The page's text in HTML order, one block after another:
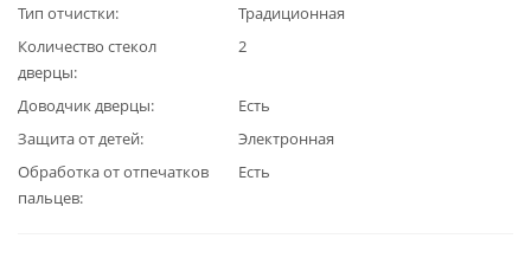
Тип отчистки
Традиционная
Количество стекол
дверцы
2
Доводчик дверцы
Есть
Защита от детей
Электронная
Обработка от отпечатков
пальцев
Есть